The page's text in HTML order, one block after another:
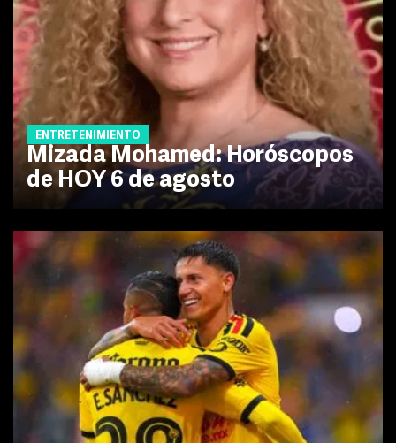
ENTRETENIMIENTO
Mizada Mohamed: Horóscopos
de HOY 6 de agosto